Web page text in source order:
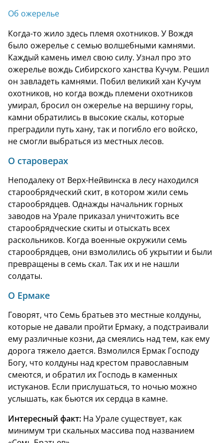
Об ожерелье
Когда-то жило здесь племя охотников. У Вождя
было ожерелье с семью волшебными камнями.
Каждый камень имел свою силу. Узнал про это
ожерелье вождь Сибирского ханства Кучум. Решил
он завладеть камнями. Побил великий хан Кучум
охотников, но когда вождь племени охотников
умирал, бросил он ожерелье на вершину горы,
камни обратились в высокие скалы, которые
преградили путь хану, так и погибло его войско,
не смогли выбраться из местных лесов.
О староверах
Неподалеку от Верх-Нейвинска в лесу находился
старообрядческий скит, в котором жили семь
старообрядцев. Однажды начальник горных
заводов на Урале приказал уничтожить все
старообрядческие скиты и отыскать всех
раскольников. Когда военные окружили семь
старообрядцев, они взмолились об укрытии и были
превращены в семь скал. Так их и не нашли
солдаты.
О Ермаке
Говорят, что Семь братьев это местные колдуны,
которые не давали пройти Ермаку, а подстраивали
ему различные козни, да смеялись над тем, как ему
дорога тяжело дается. Взмолился Ермак Господу
Богу, что колдуны над крестом православным
смеются, и обратил их Господь в каменных
истуканов. Если прислушаться, то ночью можно
услышать, как бьются их сердца в камне.
Интересный факт: На Урале существует, как
минимум три скальных массива под названием